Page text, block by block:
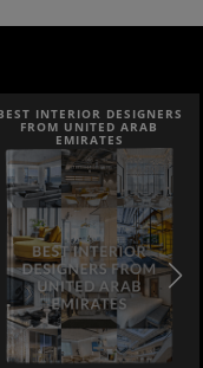
INTERIOR DESIGNERS
FROM UNITED ARAB
EMIRATES